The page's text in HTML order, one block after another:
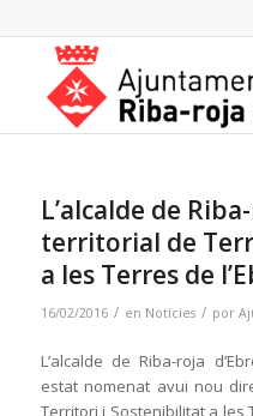
L’alcalde de
territorial de
a les Terres de
16/02/2016 / en Notícies / por
L’alcalde de Riba-roja
estat nomenat avui nou
Territori i Sostenibilitat a les